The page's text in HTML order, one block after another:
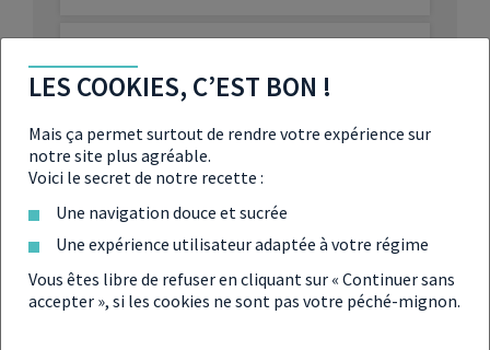
de cassation donne raison au fisc
IFI : pourquoi de plus en plus de
propriétaires sont redevables de
l’impôt sur la fortune ?
Le gouvernement va-t-il taxer les riches
pour financer la transition écologique ?
Vers la mise en place d’un ISF vert
LES COOKIES, C’EST BON !
Mais ça permet surtout de rendre votre expérience sur
notre site plus agréable.
Voici le secret de notre recette :
Une navigation douce et sucrée
Une expérience utilisateur adaptée à votre régime
Vous êtes libre de refuser en cliquant sur « Continuer sans
accepter », si les cookies ne sont pas votre péché-mignon.